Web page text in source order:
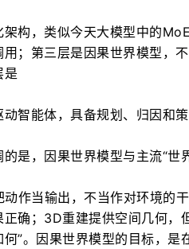
架构，类似今天大模型中的
用；第三层是因果世界模型，
是
动智能体，具备规划、归因和
的是，因果世界模型与主流“世
作当输出，不当作对环境的
正确；3D重建提供空间几何，
何”。因果世界模型的目标，是